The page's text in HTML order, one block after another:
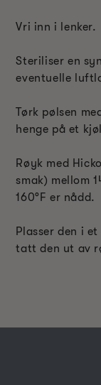
Vri inn i lenker.
Steriliser en
eventuelle
Tørk pølsen
henge på et
Røyk med
smak) mellom
160°F er nådd.
Plasser den i
tatt den ut av